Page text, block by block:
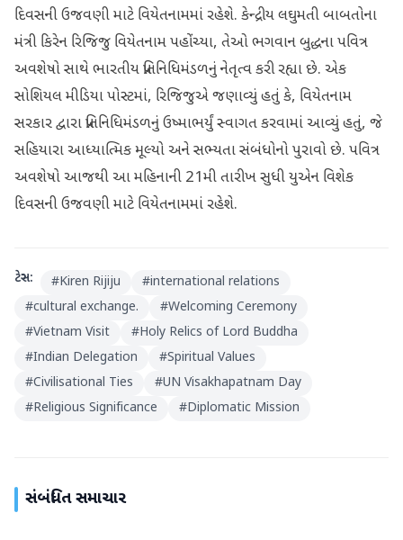
દિવસની ઉજવણી માટે વિયેતનામમાં રહેશે. કેન્દ્રીય લઘુમતી બાબતોના
મંત્રી કિરેન રિજિજુ વિયેતનામ પહોંચ્યા, તેઓ ભગવાન બુદ્ધના પવિત્ર
અવશેષો સાથે ભારતીય પ્રતિનિધિમંડળનું નેતૃત્વ કરી રહ્યા છે. એક
સોશિયલ મીડિયા પોસ્ટમાં, રિજિજુએ જણાવ્યું હતું કે, વિયેતનામ
સરકાર દ્વારા પ્રતિનિધિમંડળનું ઉષ્માભર્યું સ્વાગત કરવામાં આવ્યું હતું, જે
સહિયારા આધ્યાત્મિક મૂલ્યો અને સભ્યતા સંબંધોનો પુરાવો છે. પવિત્ર
અવશેષો આજથી આ મહિનાની 21મી તારીખ સુધી યુએન વિશેક
દિવસની ઉજવણી માટે વિયેતનામમાં રહેશે.
ટેગ્સ: #Kiren Rijiju #international relations
#cultural exchange. #Welcoming Ceremony
#Vietnam Visit #Holy Relics of Lord Buddha
#Indian Delegation #Spiritual Values
#Civilisational Ties #UN Visakhapatnam Day
#Religious Significance #Diplomatic Mission
સંબંધિત સમાચાર